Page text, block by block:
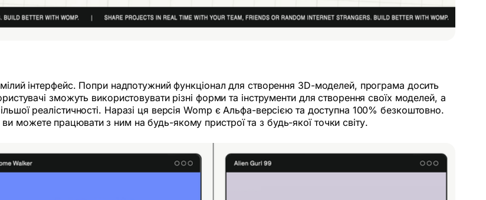
інтерфейс. Попри надпотужний функціонал для створення 3D-моделей, програма досить
зможуть використовувати різні форми та інструменти для створення своїх моделей, а
реалістичності. Наразі ця версія Womp є Альфа-версією та доступна 100% безкоштовно.
можете працювати з ним на будь-якому пристрої та з будь-якої точки світу.